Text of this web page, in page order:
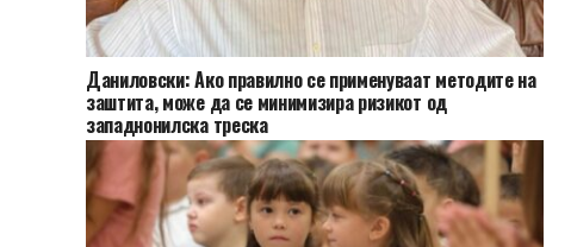
Даниловски: Ако правилно се применуваат методите на
заштита, може да се минимизира ризикот од
западнонилска треска